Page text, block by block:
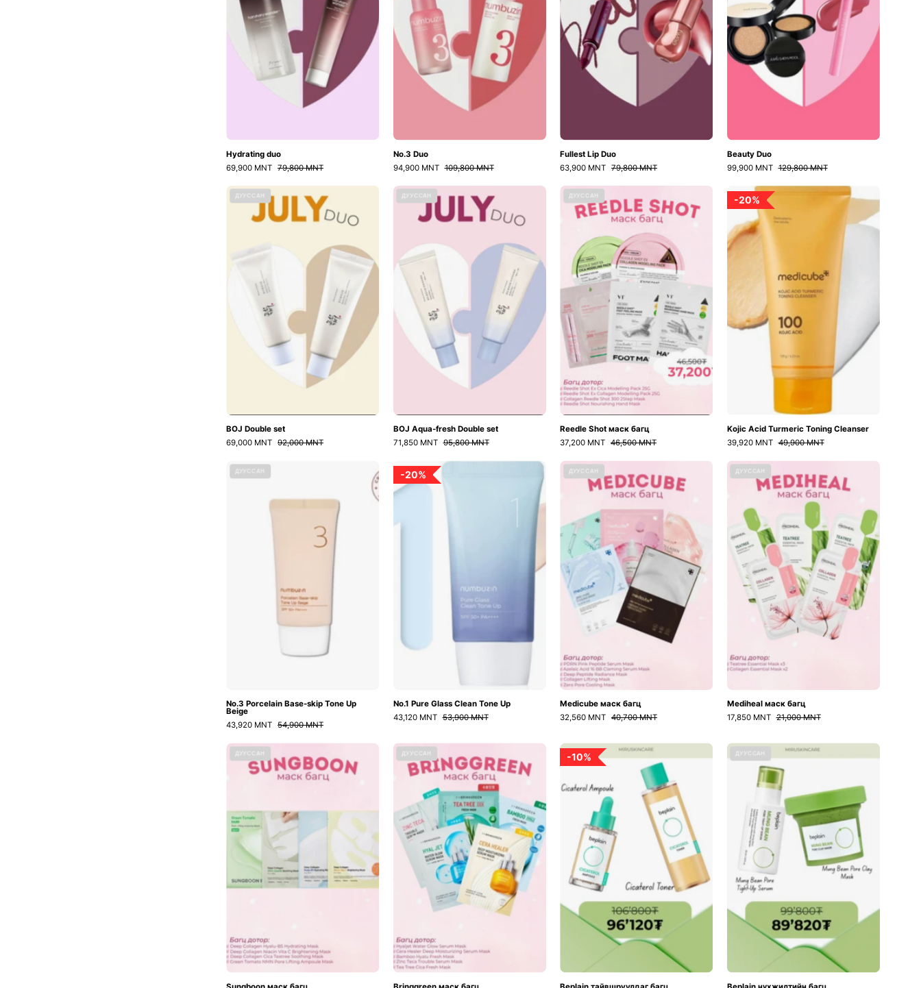
Hydrating duo
69,900 MNT 79,800 MNT
No.3 Duo
94,900 MNT 109,800 MNT
Fullest Lip Duo
63,900 MNT 79,800 MNT
Beauty Duo
99,900 MNT 129,800 MNT
BOJ
Double
set
ДУУССАН
BOJ Double set
69,000 MNT 92,000 MNT
BOJ
Aqua-
Double
set
ДУУССАН
BOJ Aqua-fresh Double set
71,850 MNT 95,800 MNT
Shot
маск
багц
ДУУССАН
Reedle Shot маск багц
37,200 MNT 46,500 MNT
20%
Kojic
Turmeric
Cleanser
Kojic Acid Turmeric Toning Cleanser
39,920 MNT 49,900 MNT
Base-
Tone
ДУУССАН
No.3 Porcelain Base-skip Tone Up
Beige
43,920 MNT 54,900 MNT
20%
No.1 Pure Glass Clean Tone Up
43,120 MNT 53,900 MNT
маск
багц
ДУУССАН
Medicube маск багц
32,560 MNT 40,700 MNT
маск
багц
ДУУССАН
Mediheal маск багц
17,850 MNT 21,000 MNT
маск
багц
ДУУССАН
маск
багц
ДУУССАН 10%
Beplain
тайвшруулдаг
багц
Beplain
ДУУССАН